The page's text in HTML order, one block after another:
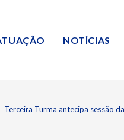
NOTÍCIAS
Terceira Turma antecipa sessão